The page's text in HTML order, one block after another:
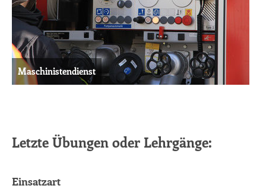
Maschinistendienst
Letzte Übungen oder Lehrgänge:
Einsatzart